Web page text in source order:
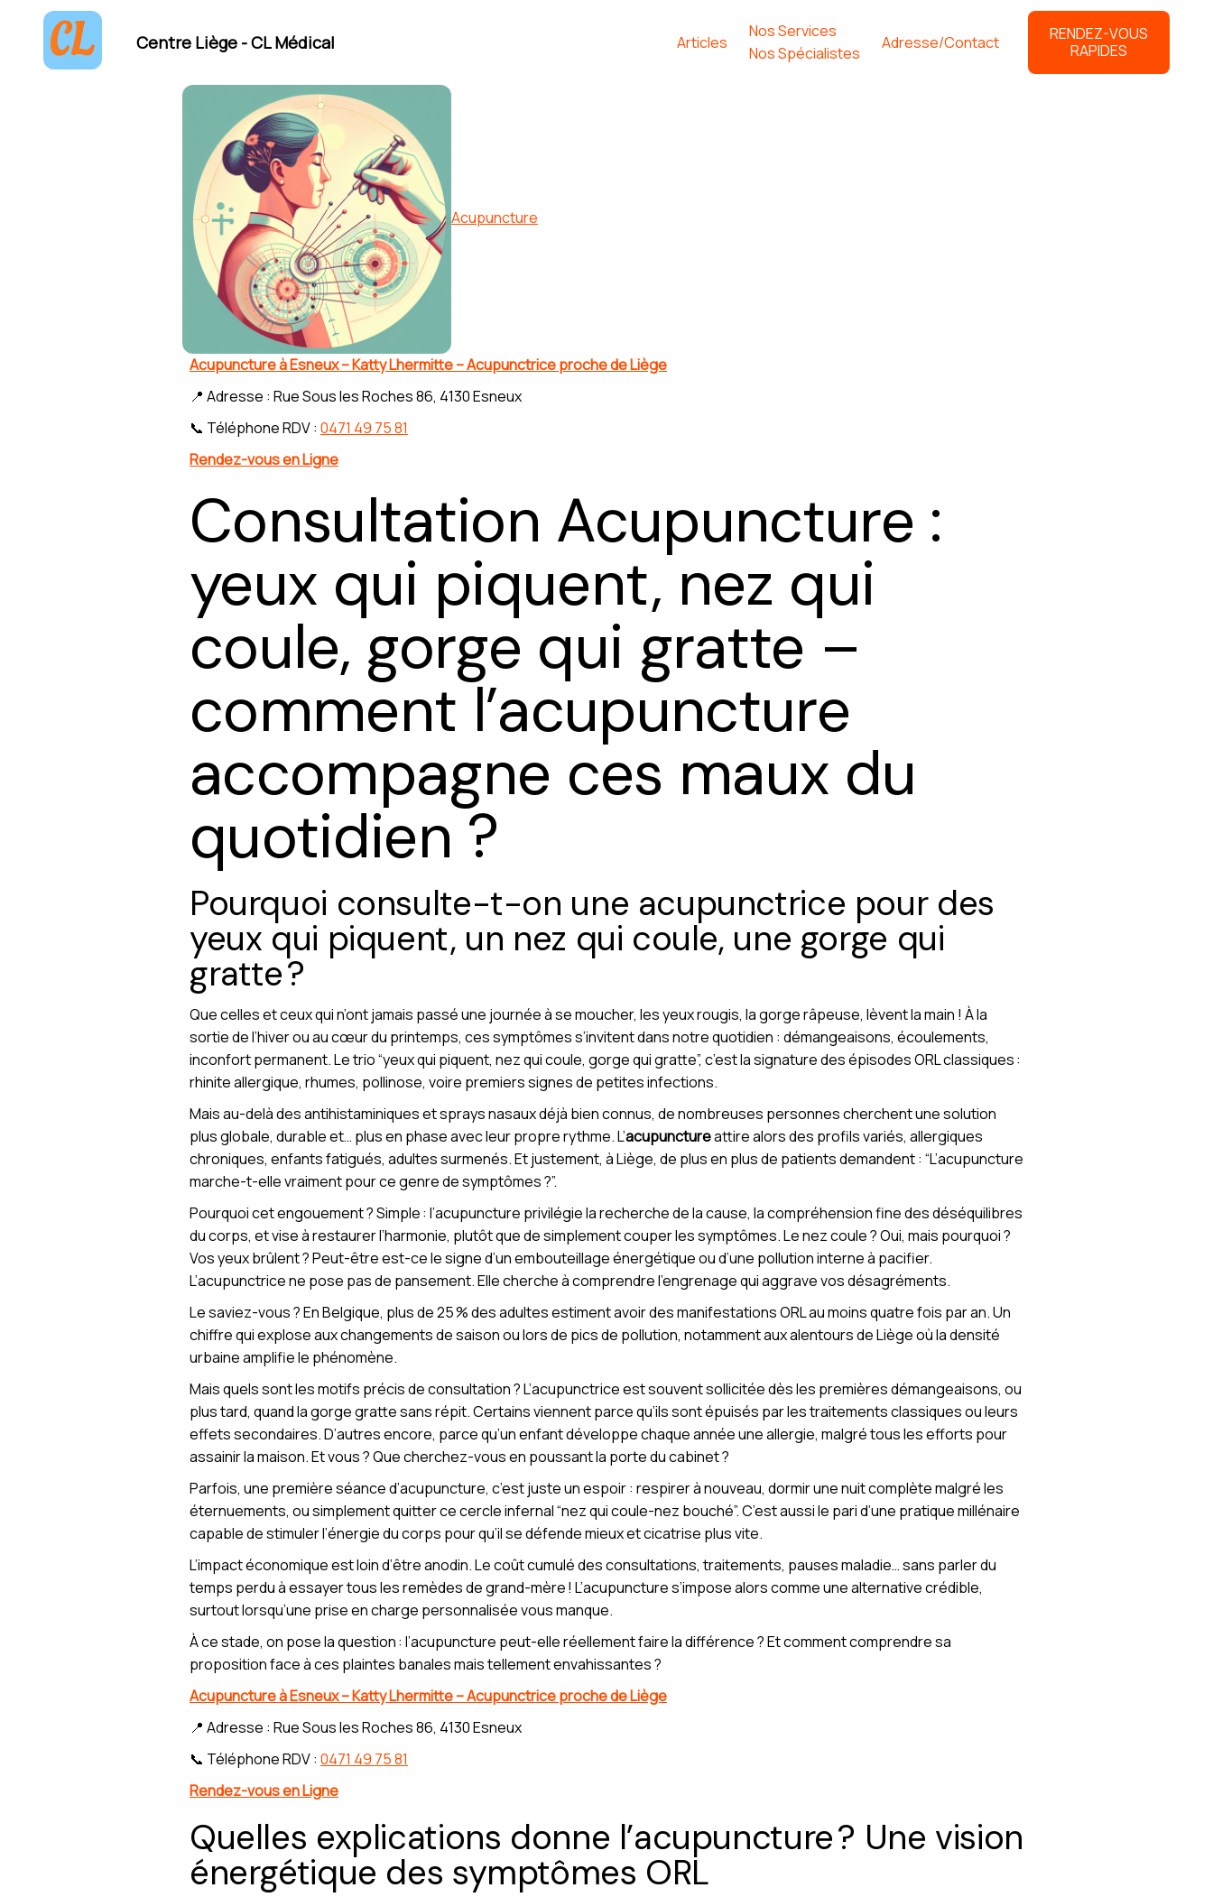
Centre Liège - CL Médical Articles
Nos Services
Nos Spécialistes
Adresse/Contact
RENDEZ-VOUS
RAPIDES
Acupuncture
Acupuncture à Esneux – Katty Lhermitte – Acupunctrice proche de Liège
📍 Adresse : Rue Sous les Roches 86, 4130 Esneux
📞 Téléphone RDV : 0471 49 75 81
Rendez-vous en Ligne
Consultation Acupuncture :
yeux qui piquent, nez qui
coule, gorge qui gratte –
comment l’acupuncture
accompagne ces maux du
quotidien ?
Pourquoi consulte-t-on une acupunctrice pour des
yeux qui piquent, un nez qui coule, une gorge qui
gratte ?
Que celles et ceux qui n’ont jamais passé une journée à se moucher, les yeux rougis, la gorge râpeuse, lèvent la main ! À la
sortie de l’hiver ou au cœur du printemps, ces symptômes s’invitent dans notre quotidien : démangeaisons, écoulements,
inconfort permanent. Le trio “yeux qui piquent, nez qui coule, gorge qui gratte”, c’est la signature des épisodes ORL classiques :
rhinite allergique, rhumes, pollinose, voire premiers signes de petites infections.
Mais au-delà des antihistaminiques et sprays nasaux déjà bien connus, de nombreuses personnes cherchent une solution
plus globale, durable et… plus en phase avec leur propre rythme. L’acupunctureattire alors des profils variés, allergiques
chroniques, enfants fatigués, adultes surmenés. Et justement, à Liège, de plus en plus de patients demandent : “L’acupuncture
marche-t-elle vraiment pour ce genre de symptômes ?”.
Pourquoi cet engouement ? Simple : l’acupuncture privilégie la recherche de la cause, la compréhension fine des déséquilibres
du corps, et vise à restaurer l’harmonie, plutôt que de simplement couper les symptômes. Le nez coule ? Oui, mais pourquoi ?
Vos yeux brûlent ? Peut-être est-ce le signe d’un embouteillage énergétique ou d’une pollution interne à pacifier.
L’acupunctrice ne pose pas de pansement. Elle cherche à comprendre l’engrenage qui aggrave vos désagréments.
Le saviez-vous ? En Belgique, plus de 25 % des adultes estiment avoir des manifestations ORL au moins quatre fois par an. Un
chiffre qui explose aux changements de saison ou lors de pics de pollution, notamment aux alentours de Liège où la densité
urbaine amplifie le phénomène.
Mais quels sont les motifs précis de consultation ? L’acupunctrice est souvent sollicitée dès les premières démangeaisons, ou
plus tard, quand la gorge gratte sans répit. Certains viennent parce qu’ils sont épuisés par les traitements classiques ou leurs
effets secondaires. D’autres encore, parce qu’un enfant développe chaque année une allergie, malgré tous les efforts pour
assainir la maison. Et vous ? Que cherchez-vous en poussant la porte du cabinet ?
Parfois, une première séance d’acupuncture, c’est juste un espoir : respirer à nouveau, dormir une nuit complète malgré les
éternuements, ou simplement quitter ce cercle infernal “nez qui coule-nez bouché”. C’est aussi le pari d’une pratique millénaire
capable de stimuler l’énergie du corps pour qu’il se défende mieux et cicatrise plus vite.
L’impact économique est loin d’être anodin. Le coût cumulé des consultations, traitements, pauses maladie… sans parler du
temps perdu à essayer tous les remèdes de grand-mère ! L’acupuncture s’impose alors comme une alternative crédible,
surtout lorsqu’une prise en charge personnalisée vous manque.
À ce stade, on pose la question : l’acupuncture peut-elle réellement faire la différence ? Et comment comprendre sa
proposition face à ces plaintes banales mais tellement envahissantes ?
Acupuncture à Esneux – Katty Lhermitte – Acupunctrice proche de Liège
📍 Adresse : Rue Sous les Roches 86, 4130 Esneux
📞 Téléphone RDV : 0471 49 75 81
Rendez-vous en Ligne
Quelles explications donne l’acupuncture ? Une vision
énergétique des symptômes ORL